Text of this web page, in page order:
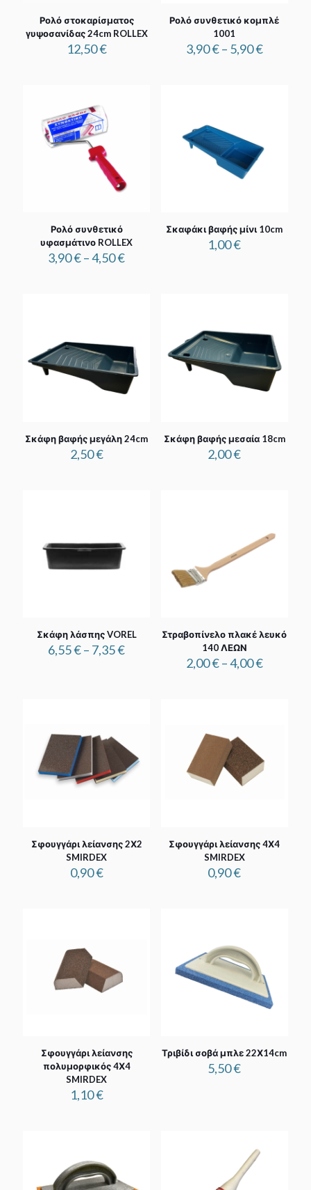
Ρολό στοκαρίσματος
γυψοσανίδας 24cm ROLLEX
12,50€
Ρολό συνθετικό κομπλέ
1001
3,90€– 5,90€Price
Ρολό συνθετικό
υφασμάτινο ROLLEX
3,90€–4,50€Price
Σκαφάκι βαφής μίνι 10cm
1,00€
Σκάφη βαφής μεγάλη 24cm
2,50€
Σκάφη βαφής μεσαία 18cm
2,00€
Σκάφη λάσπης VOREL
6,55€– 7,35€Price
Στραβοπίνελο πλακέ λευκό
140 ΛΕΩΝ
2,00€–4,00€Price
Σφουγγάρι λείανσης 2Χ2
SMIRDEX
0,90€
Σφουγγάρι λείανσης 4Χ4
SMIRDEX
0,90€
Σφουγγάρι λείανσης
πολυμορφικός 4Χ4
SMIRDEX
1,10€
Τριβίδι σοβά μπλε 22Χ14cm
5,50€